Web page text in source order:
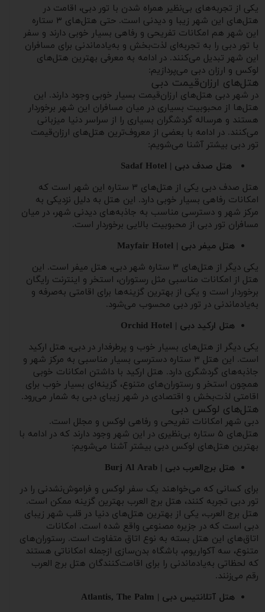
یکی از تجربه‌های بی‌نظیر همراه شدن با تور دبی، اقامت در
هتل‌های این شهر زیبا و دیدنی است. حتی هتل‌های ۳ ستاره
این شهر هم امکانات تفریحی و رفاهی بسیار خوبی دارند و سفر
با تور دبی را به تجربه‌ای لذت‌بخش و به‌یادماندنی برای مسافران
این شهر تبدیل می‌کنند. در ادامه به معرفی بهترین هتل‌های
لوکس و ارزان دبی می‌پردازیم:
هتل‌های ارزان‌قیمت دبی
در شهر دبی هتل‌های ارزان‌قیمت بسیار خوبی وجود دارند. این
هتل‌ها از محبوبیت بسیاری در میان مسافران این شهر برخوردار
هستند و هرساله گردشگران بسیاری را از سراسر دنیا میزبانی
می‌کنند. در ادامه با بعضی از معروف‌ترین هتل‌های ارزان‌قیمت
تور دبی بیشتر آشنا می‌شویم:
هتل صدف دبی | Sadaf Hotel​
هتل صدف دبی یکی از هتل‌های ۳ ستاره این شهر است که
امکانات رفاهی بسیار خوبی دارد. این هتل به دلیل نزدیکی به
مرکز شهر و دسترسی مناسب به جاذبه‌های دیدنی شهر، در میان
مسافران تور دبی از محبوبیت بالایی برخوردار است.
هتل میفر دبی | Mayfair Hotel
یکی دیگر از هتل‌های ۳ ستاره شهر دبی، هتل میفر است. این
هتل از امکانات مناسبی مثل رستوران، استخر و اینترنت رایگان
برخوردار است و یکی از بهترین گزینه‌ها برای اقامتی به‌صرفه و
به‌یادماندنی در تور دبی محسوب می‌شود.
هتل ارکید دبی | Orchid Hotel
یکی دیگر از هتل‌های بسیار خوب و پرطرفدار در دبی، هتل ارکید
است. این هتل ۳ ستاره دسترسی بسیار مناسبی به مرکز شهر و
جاذبه‌های گردشگری دارد. هتل ارکید با داشتن امکانات خوبی
همچون استخر و رستوران‌های متنوع، گزینه‌ای بسیار خوب برای
اقامتی لذت‌بخش و اقتصادی در شهر زیبای دبی به شمار می‌رود.
هتل‌های لوکس دبی
دبی شهر امکانات تفریحی و رفاهی لوکس و مجلل است.
هتل‌های ۵ ستاره بی‌نظیری در این شهر وجود دارند که در ادامه با
بهترین هتل‌های لوکس دبی بیشتر آشنا می‌شویم:
هتل برج‌العرب دبی | Burj Al Arab
برای کسانی که می‌خواهند یک سفر لوکس و فراموش‌نشدنی را در
تور دبی تجربه کنند، هتل برج العرب بهترین گزینه ممکن است.
هتل برج العرب، یکی از بهترین هتل‌های دنیا در قلب شهر زیبای
دبی است که در جزیره مصنوعی واقع شده است. امکانات
اتاق‌های این هتل بسته به نوع اتاق متفاوت است. رستوران‌های
متنوع، سه آکواریوم، باشگاه بدن‌سازی ازجمله امکاناتی هستند
که لحظاتی به‌یادماندنی را برای اقامت‌کنندگان هتل برج العرب
رقم می‌زنند.
هتل آتلانتیس دبی | Atlantis, The Palm